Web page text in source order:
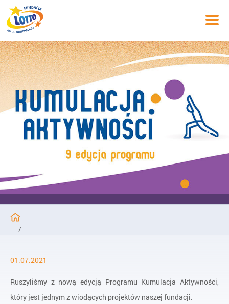
/
/
Wystartowaliśmy z naborem do 9. edycji Programu
01.07.2021
Ruszyliśmy z nową edycją Programu Kumulacja Aktywności,
który jest jednym z wiodących projektów naszej fundacji.